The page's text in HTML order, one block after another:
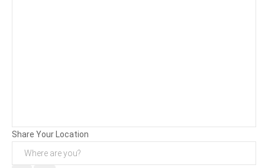
Share Your Location